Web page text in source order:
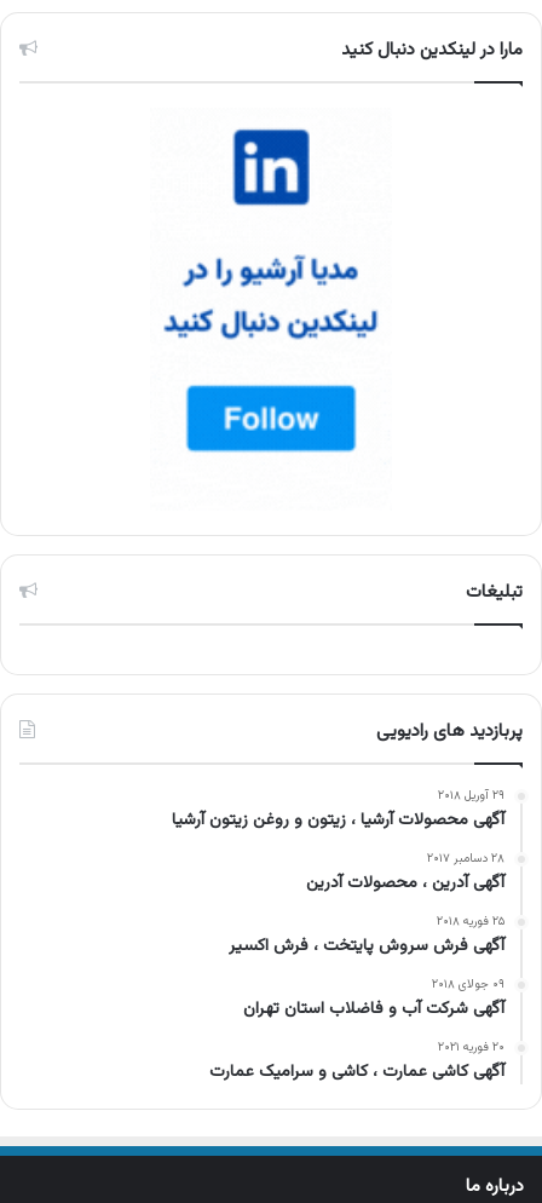
مارا در لینکدین دنبال کنید
تبلیغات
پربازدید های رادیویی
۲۹ آوریل ۲۰۱۸
آگهی محصولات آرشیا ، زیتون و روغن زیتون آرشیا
۲۸ دسامبر ۲۰۱۷
آگهی آدرین ، محصولات آدرین
۲۵ فوریه ۲۰۱۸
آگهی فرش سروش پایتخت ، فرش اکسیر
۰۹ جولای ۲۰۱۸
آگهی شرکت آب و فاضلاب استان تهران
۲۰ فوریه ۲۰۲۱
آگهی کاشی عمارت ، کاشی و سرامیک عمارت
درباره ما